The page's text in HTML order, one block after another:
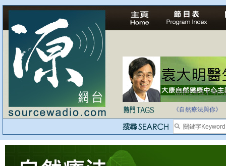
法治社會並不等同
《自然療法與你》